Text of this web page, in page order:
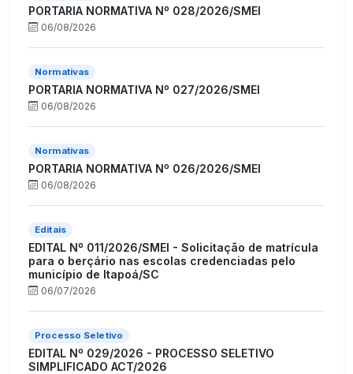
PORTARIA NORMATIVA Nº 028/2026/SMEI
06/08/2026
Normativas
PORTARIA NORMATIVA Nº 027/2026/SMEI
06/08/2026
Normativas
PORTARIA NORMATIVA Nº 026/2026/SMEI
06/08/2026
Editais
EDITAL Nº 011/2026/SMEI - Solicitação de matrícula
para o berçário nas escolas credenciadas pelo
município de Itapoá/SC
06/07/2026
Processo Seletivo
EDITAL Nº 029/2026 - PROCESSO SELETIVO
SIMPLIFICADO ACT/2026